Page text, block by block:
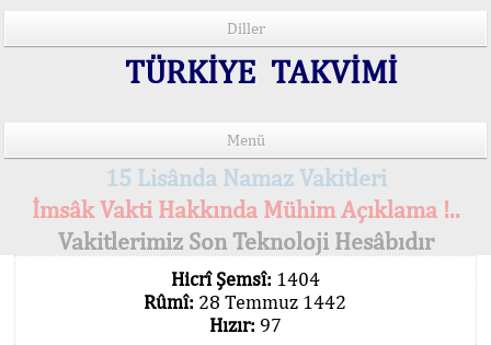
Diller
TÜRKİYE TAKVİMİ
Menü
15 Lisânda Namaz Vakitleri
İmsâk Vakti Hakkında Mühim Açıklama !..
Vakitlerimiz Son Teknoloji Hesâbıdır
Hicrî Şemsî: 1404
Rûmî: 28 Temmuz 1442
Hızır: 97